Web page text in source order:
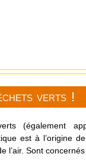
verts !
(également
est à l’origine
l’air. Sont concernés